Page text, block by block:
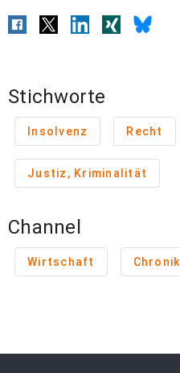
Stichworte
Insolvenz Recht
Justiz, Kriminalität
Channel
Wirtschaft Chronik